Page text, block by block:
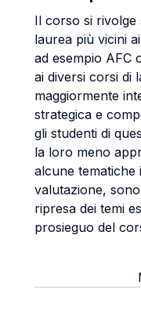
Il corso si rivolge
laurea più vicini
ad esempio AFC
ai diversi corsi di
maggiormente
strategica e
gli studenti di
la loro meno
alcune tematiche
valutazione,
ripresa dei temi
prosieguo del